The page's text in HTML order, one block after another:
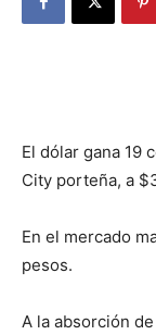
El dólar gana 19
City porteña, a
En el mercado
pesos.
A la absorción